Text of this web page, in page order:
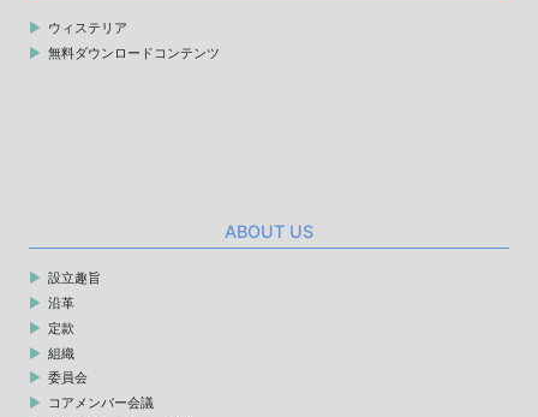
ウィステリア
無料ダウンロードコンテンツ
ABOUT US
設立趣旨
沿革
定款
組織
委員会
コアメンバー会議